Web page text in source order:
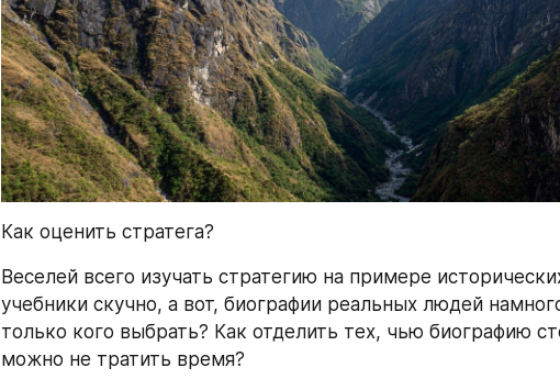
Как оценить стратега?
Веселей всего изучать стратегию на примере
учебники скучно, а вот, биографии реальных людей
только кого выбрать? Как отделить тех, чью биографию
можно не тратить время?